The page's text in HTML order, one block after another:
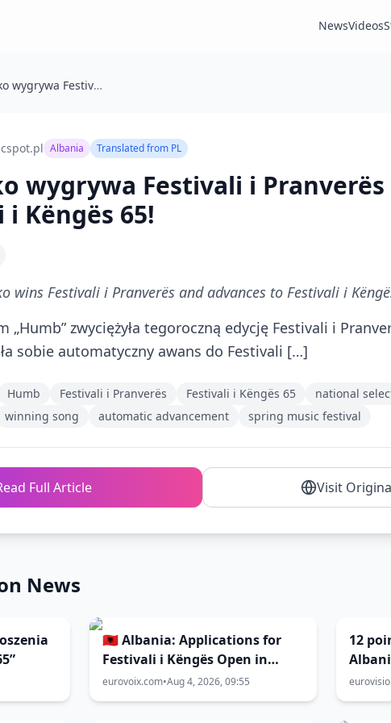
NewsVideos
🇦🇱 Arsi Bako wygrywa Festivali i Pranverës i awansuje do Festivali i Këngës 65!
Albania Translated from PL
wygrywa Festivali i
Këngës 65!
wins Festivali i Pranverës and advances to Festivali i
„Humb” zwyciężyła tegoroczną edycję Festivali i
sobie automatyczny awans do Festivali […]
Humb Festivali i Pranverës Festivali i Këngës 65
national
winning song automatic advancement spring music festival
Full Article Visit
News
🇦🇱 Albania: Applications for
Festivali i Këngës Open in
September
eurovoix.com•Aug 4, 2026, 09:55
12